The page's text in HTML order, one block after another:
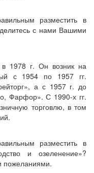
разместить в
с нами Вашими
1978 г. Он возник на
с 1954 по 1957 гг.
а с 1957 г. до
Фарфор». С 1990-х гг.
торговлю, в том
разместить в
и озеленение»?
пожеланиями.